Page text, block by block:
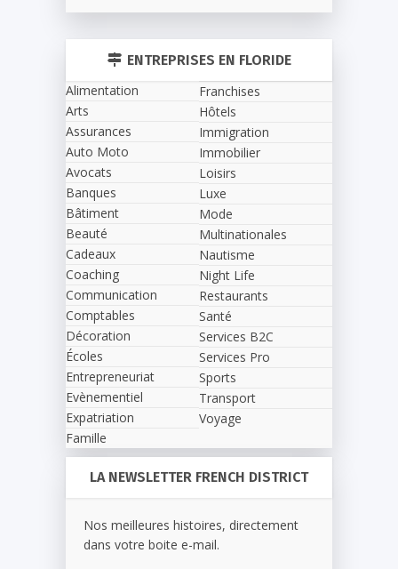
ENTREPRISES EN FLORIDE
Alimentation
Arts
Assurances
Auto Moto
Avocats
Banques
Bâtiment
Beauté
Cadeaux
Coaching
Communication
Comptables
Décoration
Écoles
Entrepreneuriat
Evènementiel
Expatriation
Famille
Franchises
Hôtels
Immigration
Immobilier
Loisirs
Luxe
Mode
Multinationales
Nautisme
Night Life
Restaurants
Santé
Services B2C
Services Pro
Sports
Transport
Voyage
LA NEWSLETTER FRENCH DISTRICT
Nos meilleures histoires, directement
dans votre boite e-mail.